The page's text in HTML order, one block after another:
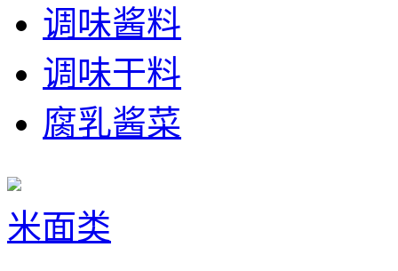
调味酱料
调味干料
腐乳酱菜
米面类